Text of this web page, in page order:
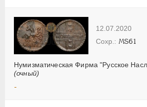
12.07.2020
Нумизматическая Фирма "Русское
(очный)
MS61
-